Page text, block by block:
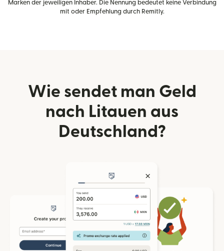
Marken der jeweiligen Inhaber. Die Nennung bedeutet keine Verbindung
mit oder Empfehlung durch Remitly.
Wie sendet man Geld
nach Litauen aus
Deutschland?